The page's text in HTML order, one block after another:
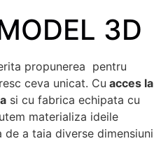
3D
propunerea pentru
ceva unicat. Cu acces la
si cu fabrica echipata cu
materializa ideile
a taia diverse dimensiuni